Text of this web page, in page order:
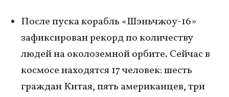
После пуска корабль «Шэньчжоу-16»
зафиксирован рекорд по количеству
людей на околоземной орбите. Сейчас в
космосе находятся 17 человек: шесть
граждан Китая, пять американцев, три